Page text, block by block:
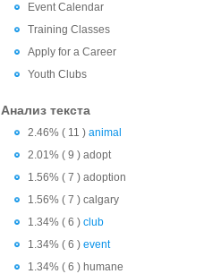
Event Calendar
Training Classes
Apply for a Career
Youth Clubs
Анализ текста
2.46% ( 11 ) animal
2.01% ( 9 ) adopt
1.56% ( 7 ) adoption
1.56% ( 7 ) calgary
1.34% ( 6 ) club
1.34% ( 6 ) event
1.34% ( 6 ) humane